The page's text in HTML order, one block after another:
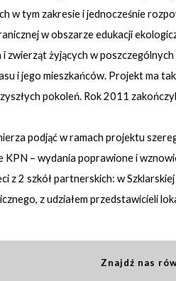
tym zakresie i jednocześnie
w obszarze edukacji
żyjących w
i jego mieszkańców. Projekt ma
pokoleń. Rok 2011
podjąć w ramach projektu
KPN – wydania poprawione i
z 2 szkół partnerskich: w
z udziałem przedstawicieli
Znajdź nas